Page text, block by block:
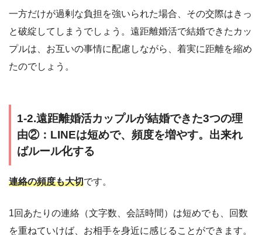
一方だけが過剰な負担を強いられた場合、その交際はきっ
と破綻してしまうでしょう。遠距離婚活で結婚できたカッ
プルは、お互いの事情に配慮しながら、着実に距離を縮め
たのでしょう。
1-2.遠距離婚活カップルが結婚できた3つの理
由②：LINEは短めで、頻度を増やす。出来れ
ばルール化する
連絡の頻度も大切です。
1回あたりの連絡（文字数、会話時間）は短めでも、回数
を重ねていけば、お相手を身近に感じることができます。